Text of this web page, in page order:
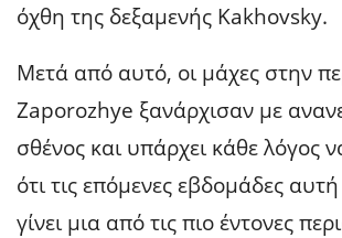
όχθη της δεξαμενής Kakhovsky.
Μετά από αυτό, οι μάχες στην
Zaporozhye ξανάρχισαν με
σθένος και υπάρχει κάθε λόγος
ότι τις επόμενες εβδομάδες
γίνει μια από τις πιο έντονες